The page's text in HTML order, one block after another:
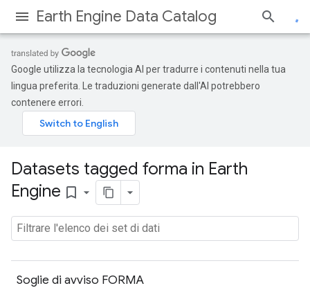
Earth Engine Data Catalog
Google utilizza la tecnologia AI per tradurre i contenuti nella tua
lingua preferita. Le traduzioni generate dall'AI potrebbero
contenere errori.
Datasets tagged forma in Earth
Engine bookmark_border
Soglie di avviso FORMA